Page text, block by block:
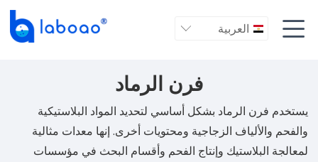
العربية  
فرن الرماد
يستخدم فرن الرماد بشكل أساسي لتحديد المواد البلاستيكية
والفحم والألياف الزجاجية ومحتويات أخرى. إنها معدات مثالية
لمعالجة البلاستيك وإنتاج الفحم وأقسام البحث في مؤسسات